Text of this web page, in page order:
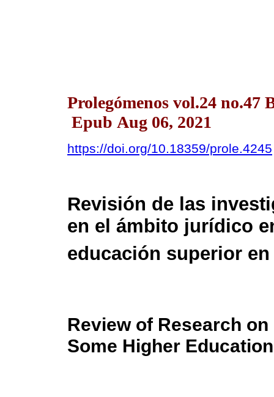
Prolegómenos vol.24 no.47
Epub Aug 06, 2021
https://doi.org/10.18359/prole.4245
Revisión de las
en el ámbito jurídico
educación superior
Review of Research
Some Higher